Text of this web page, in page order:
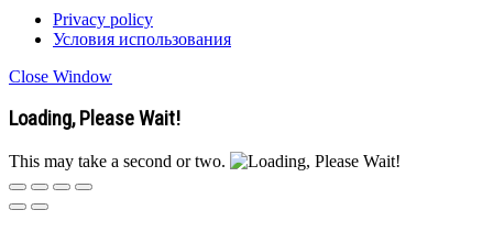
Privacy policy
Условия использования
Close Window
Loading, Please Wait!
This may take a second or two.